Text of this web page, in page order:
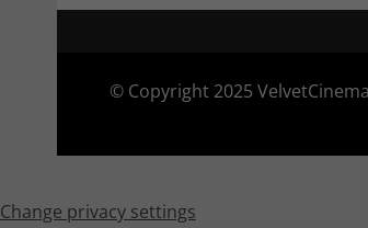
© Copyright 2025
Change privacy settings